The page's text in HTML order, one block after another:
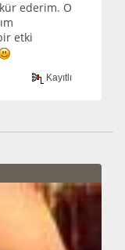
ederim. O
etki
Kayıtlı